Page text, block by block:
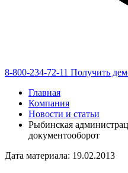
8-800-234-72-11 Получить
Главная
Компания
Новости и статьи
Рыбинская
документооборот
Дата материала: 19.02.2013